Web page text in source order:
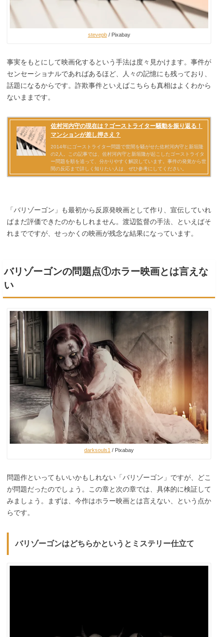
stevepb/ Pixabay
事実をもとにして映画化するという手法は度々見かけます。事件が
センセーショナルであればあるほど、人々の記憶にも残っており、
話題になるからです。詐欺事件といえばこちらも真相はよくわから
ないままです。
「バリゾーゴン」も最初から反原発映画として作り、宣伝していれ
ばまだ評価できたのかもしれません。渡辺監督の手法、といえばそ
れまでですが、せっかくの映画が残念な結果になっています。
バリゾーゴンの問題点①ホラー映画とは言えな
い
darksouls1 / Pixabay
問題作といってもいいかもしれない「バリゾーゴン」ですが、どこ
が問題だったのでしょう。この章と次の章では、具体的に検証して
みましょう。まずは、今作はホラー映画とは言えない、という点か
らです。
バリゾーゴンはどちらかというとミステリー仕立て